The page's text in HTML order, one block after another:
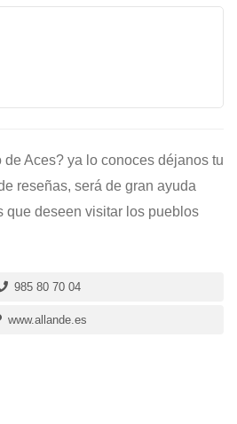
Aces? ya lo conoces déjanos tu
reseñas, será de gran ayuda
que deseen visitar los pueblos
985 80 70 04
www.allande.es